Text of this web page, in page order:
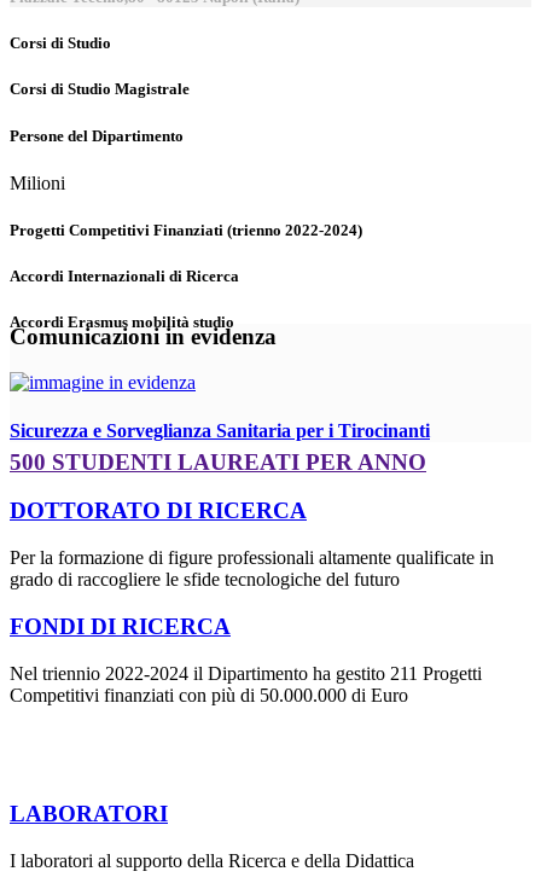
Corsi di Studio
Corsi di Studio Magistrale
Persone del Dipartimento
Milioni
Progetti Competitivi Finanziati (trienno 2022-2024)
Accordi Internazionali di Ricerca
Accordi Erasmus mobilità studio
Comunicazioni in evidenza
Sicurezza e Sorveglianza Sanitaria per i Tirocinanti
500 STUDENTI LAUREATI PER ANNO
DOTTORATO DI RICERCA
Per la formazione di figure professionali altamente qualificate in
grado di raccogliere le sfide tecnologiche del futuro
FONDI DI RICERCA
Nel triennio 2022-2024 il Dipartimento ha gestito 211 Progetti
Competitivi finanziati con più di 50.000.000 di Euro
LABORATORI
I laboratori al supporto della Ricerca e della Didattica